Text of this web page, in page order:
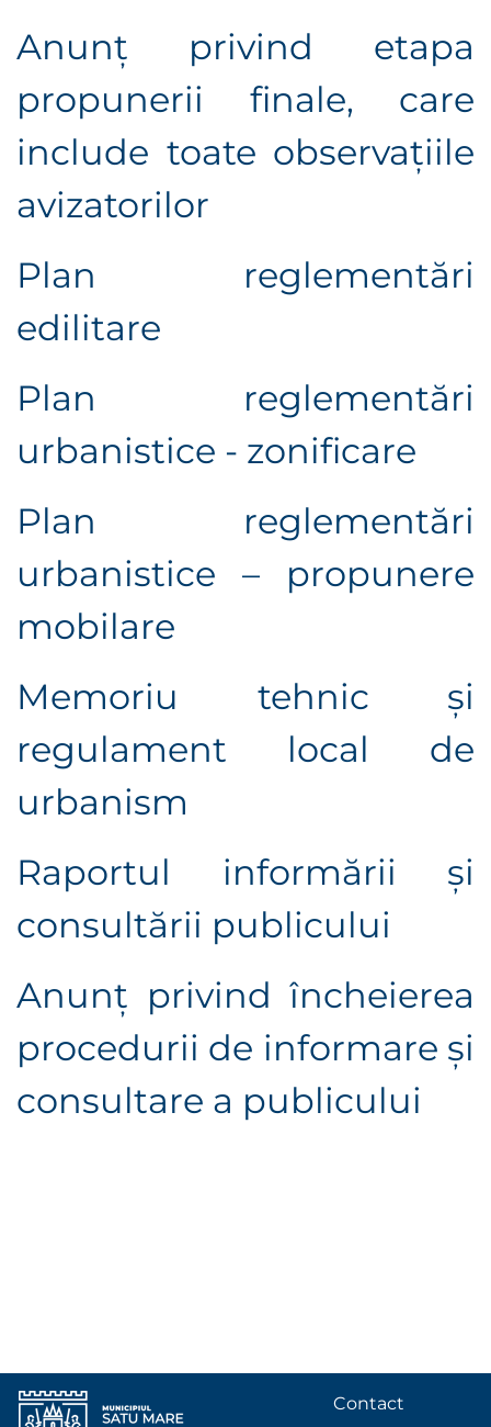
Anunț privind etapa
propunerii finale, care
include toate observaţiile
avizatorilor
Plan reglementări
edilitare
Plan reglementări
urbanistice - zonificare
Plan reglementări
urbanistice – propunere
mobilare
Memoriu tehnic și
regulament local de
urbanism
Raportul informării şi
consultării publicului
Anunţ privind încheierea
procedurii de informare şi
consultare a publicului
Contact